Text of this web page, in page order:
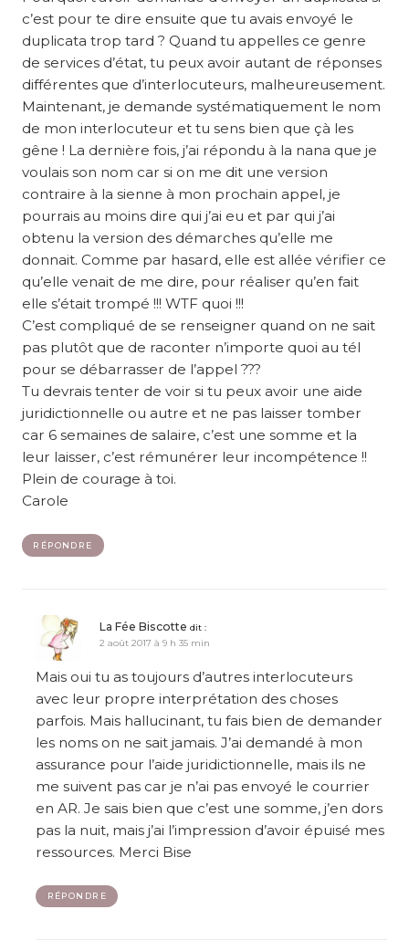
c’est pour te dire ensuite que tu avais envoyé le
duplicata trop tard ? Quand tu appelles ce genre
de services d’état, tu peux avoir autant de réponses
différentes que d’interlocuteurs, malheureusement.
Maintenant, je demande systématiquement le nom
de mon interlocuteur et tu sens bien que çà les
gêne ! La dernière fois, j’ai répondu à la nana que je
voulais son nom car si on me dit une version
contraire à la sienne à mon prochain appel, je
pourrais au moins dire qui j’ai eu et par qui j’ai
obtenu la version des démarches qu’elle me
donnait. Comme par hasard, elle est allée vérifier ce
qu’elle venait de me dire, pour réaliser qu’en fait
elle s’était trompé !!! WTF quoi !!!
C’est compliqué de se renseigner quand on ne sait
pas plutôt que de raconter n’importe quoi au tél
pour se débarrasser de l’appel ???
Tu devrais tenter de voir si tu peux avoir une aide
juridictionnelle ou autre et ne pas laisser tomber
car 6 semaines de salaire, c’est une somme et la
leur laisser, c’est rémunérer leur incompétence !!
Plein de courage à toi.
Carole
RÉPONDRE
La Fée Biscotte dit :
2 août 2017 à 9 h 35 min
Mais oui tu as toujours d’autres interlocuteurs
avec leur propre interprétation des choses
parfois. Mais hallucinant, tu fais bien de demander
les noms on ne sait jamais. J’ai demandé à mon
assurance pour l’aide juridictionnelle, mais ils ne
me suivent pas car je n’ai pas envoyé le courrier
en AR. Je sais bien que c’est une somme, j’en dors
pas la nuit, mais j’ai l’impression d’avoir épuisé mes
ressources. Merci Bise
RÉPONDRE